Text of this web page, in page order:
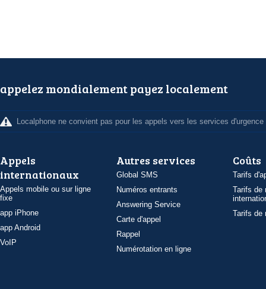
appelez mondialement payez localement
Localphone ne convient pas pour les appels vers les services d'urgence
Appels
internationaux
Appels mobile ou sur ligne
fixe
app iPhone
app Android
VoIP
Autres services
Global SMS
Numéros entrants
Answering Service
Carte d'appel
Rappel
Numérotation en ligne
Coûts
Tarifs
Tarifs de
Tarifs de